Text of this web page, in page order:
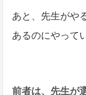
あと、先生がや
あるのにやって
前者は、先生が